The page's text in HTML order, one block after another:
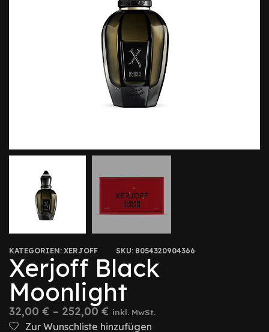
KATEGORIEN: XERJOFF SKU: 8054320904366
Xerjoff Black
Moonlight
32,00 € – 252,00 € inkl. MwSt.
Zur Wunschliste hinzufügen